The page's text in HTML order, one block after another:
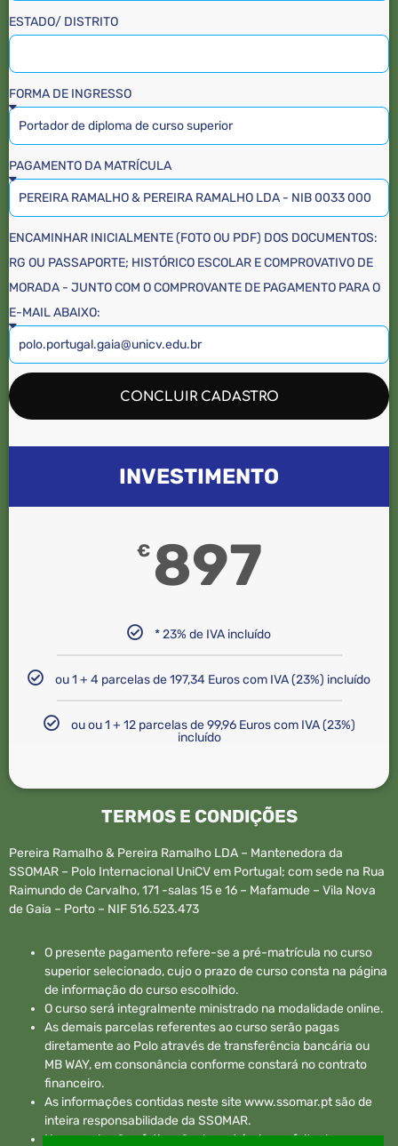
ESTADO/ DISTRITO
FORMA DE INGRESSO
PAGAMENTO DA MATRÍCULA
ENCAMINHAR INICIALMENTE (FOTO OU PDF) DOS DOCUMENTOS:
RG OU PASSAPORTE; HISTÓRICO ESCOLAR E COMPROVATIVO DE
MORADA - JUNTO COM O COMPROVANTE DE PAGAMENTO PARA O
E-MAIL ABAIXO:
CONCLUIR CADASTRO
INVESTIMENTO
€ 897
* 23% de IVA incluído
ou 1 + 4 parcelas de 197,34 Euros com IVA (23%) incluído
ou ou 1 + 12 parcelas de 99,96 Euros com IVA (23%)
incluído
TERMOS E CONDIÇÕES
Pereira Ramalho & Pereira Ramalho LDA – Mantenedora da
SSOMAR – Polo Internacional UniCV em Portugal; com sede na Rua
Raimundo de Carvalho, 171 -salas 15 e 16 – Mafamude – Vila Nova
de Gaia – Porto – NIF 516.523.473
O presente pagamento refere-se a pré-matrícula no curso
superior selecionado, cujo o prazo de curso consta na página
de informação do curso escolhido.
O curso será integralmente ministrado na modalidade online.
As demais parcelas referentes ao curso serão pagas
diretamente ao Polo através de transferência bancária ou
MB WAY, em consonância conforme constará no contrato
financeiro.
As informações contidas neste site www.ssomar.pt são de
inteira responsabilidade da SSOMAR.
No caso de não efetivação da matrícula por falta de